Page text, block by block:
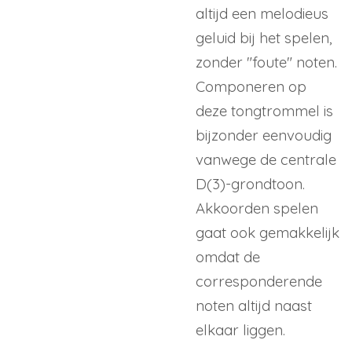
altijd een melodieus
geluid bij het spelen,
zonder "foute" noten.
Componeren op
deze tongtrommel is
bijzonder eenvoudig
vanwege de centrale
D(3)-grondtoon.
Akkoorden spelen
gaat ook gemakkelijk
omdat de
corresponderende
noten altijd naast
elkaar liggen.